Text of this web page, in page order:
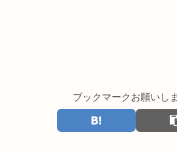
ブックマークお願いし